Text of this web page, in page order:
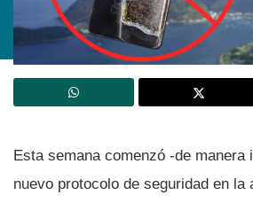
Esta semana comenzó -de manera
nuevo protocolo de seguridad en la